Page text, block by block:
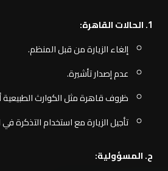
1. الحالات القاهرة:
إلغاء الزيارة من قبل المنظم.
عدم إصدار تأشيرة.
ظروف قاهرة مثل الكوارث الطبيعية
تأجيل الزيارة مع استخدام التذكرة
ح‌. المسؤولية: